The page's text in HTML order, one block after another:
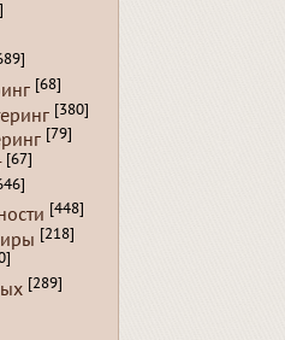
[68]
[380]
[79]
[67]
[448]
[218]
[289]